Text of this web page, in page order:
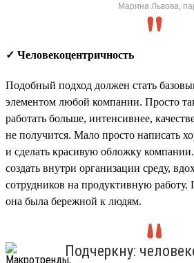
Марина Львова,
✓ Человекоцентричность
Подобный подход должен стать
элементом любой компании. Просто
работать больше, интенсивнее,
не получится. Мало просто написать
и сделать красивую обложку
создать внутри организации среду,
сотрудников на продуктивную
она была бережной к людям.
Подчеркну: